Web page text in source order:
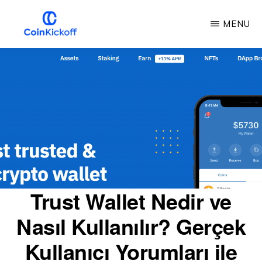
içeriğe
atlaCOIN
MENU
Trust Wallet Nedir ve
Nasıl Kullanılır? Gerçek
Kullanıcı Yorumları ile